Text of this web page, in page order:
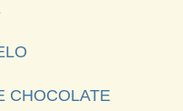
CHOCOLATE